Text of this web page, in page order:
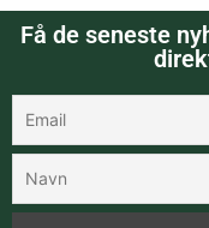
Få de seneste